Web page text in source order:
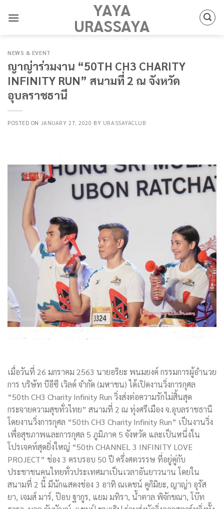
YAYA
URASSAYA
NEWS & EVENT
ญาญ่าร่วมงาน “50TH CH3 CHARITY
INFINITY RUN” สนามที่ 2 ณ จังหวัด
อุบลราชธานี
POSTED ON JANUARY 27, 2020 BY URASSAYACLUB
เมื่อวันที่ 26 มกราคม 2563 นายอริยะ พนมยงค์ กรรมการผู้อำนวย
การ บริษัท บีอีซี เวิลด์ จำกัด (มหาชน) ได้เปิดงานวิ่งการกุศล
“50th CH3 Charity Infinity Run วิ่งส่งต่อความรักไม่สิ้นสุด
กระจายความสุขทั่วไทย” สนามที่ 2 ณ ทุ่งศรีเมือง จ.อุบลราชธานี
โดยงานวิ่งการกุศล “50th CH3 Charity Infinity Run” เป็นงานวิ่ง
เพื่อสุขภาพและการกุศล 5 ภูมิภาค 5 จังหวัด และเป็นหนึ่งใน
โปรเจคท์สุดยิ่งใหญ่ “50th CHANNEL 3 INFINITY LOVE
PROJECT” ช่อง 3 ครบรอบ 50 ปี ครึ่งศตวรรษ ที่อยู่คู่กับ
ประชาชนคนไทยทั่วประเทศมาเป็นเวลาอันยาวนาน โดยใน
สนามที่ 2 นี้ มีนักแสดงช่อง 3 อาทิ ณเดชน์ คูกิมิยะ, ญาญ่า อุรัส
ยา, เจมส์ มาร์, ป๊อบ ฐากูร, แยม มทิรา, น้ำตาล พิจักขณา, โบ๊ท